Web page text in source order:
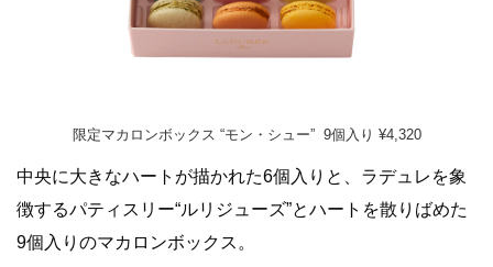
限定マカロンボックス “モン・シュー” 9個入り ¥4,320
中央に大きなハートが描かれた6個入りと、ラデュレを象
徴するパティスリー“ルリジューズ”とハートを散りばめた
9個入りのマカロンボックス。